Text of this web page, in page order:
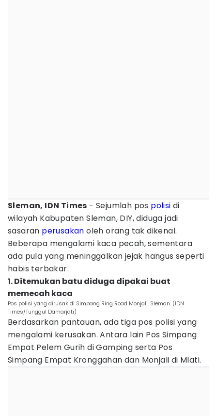
Sleman, IDN Times - Sejumlah pos polisi di
wilayah Kabupaten Sleman, DIY, diduga jadi
sasaran perusakan oleh orang tak dikenal.
Beberapa mengalami kaca pecah, sementara
ada pula yang meninggalkan jejak hangus seperti
habis terbakar.
1. Ditemukan batu diduga dipakai buat
memecah kaca
Pos polisi yang dirusak di Simpang Ring Road Monjali, Sleman. (IDN
Times/Tunggul Damarjati)
Berdasarkan pantauan, ada tiga pos polisi yang
mengalami kerusakan. Antara lain Pos Simpang
Empat Pelem Gurih di Gamping serta Pos
Simpang Empat Kronggahan dan Monjali di Mlati.